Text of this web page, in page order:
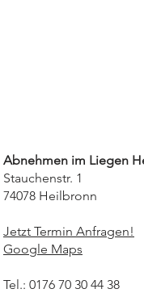
Abnehmen im Liegen
Stauchenstr. 1
74078 Heilbronn
Jetzt Termin Anfragen!
Google Maps
Tel.: 0176 70 30 44 38